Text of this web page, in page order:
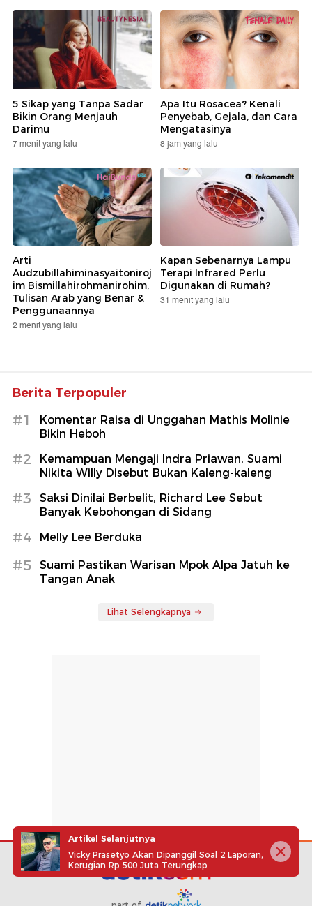
5 Sikap yang Tanpa Sadar
Bikin Orang Menjauh
Darimu
7 menit yang lalu
Apa Itu Rosacea? Kenali
Penyebab, Gejala, dan Cara
Mengatasinya
8 jam yang lalu
Arti
Audzubillahiminasyaitoniroj
im Bismillahirohmanirohim,
Tulisan Arab yang Benar &
Penggunaannya
2 menit yang lalu
Kapan Sebenarnya Lampu
Terapi Infrared Perlu
Digunakan di Rumah?
31 menit yang lalu
Berita Terpopuler
#1
Komentar Raisa di Unggahan Mathis Molinie
Bikin Heboh
#2
Kemampuan Mengaji Indra Priawan, Suami
Nikita Willy Disebut Bukan Kaleng-kaleng
#3
Saksi Dinilai Berbelit, Richard Lee Sebut
Banyak Kebohongan di Sidang
#4 Melly Lee Berduka
#5
Suami Pastikan Warisan Mpok Alpa Jatuh ke
Tangan Anak
Lihat Selengkapnya
Artikel Selanjutnya
Vicky Prasetyo Akan Dipanggil Soal 2 Laporan,
Kerugian Rp 500 Juta Terungkap